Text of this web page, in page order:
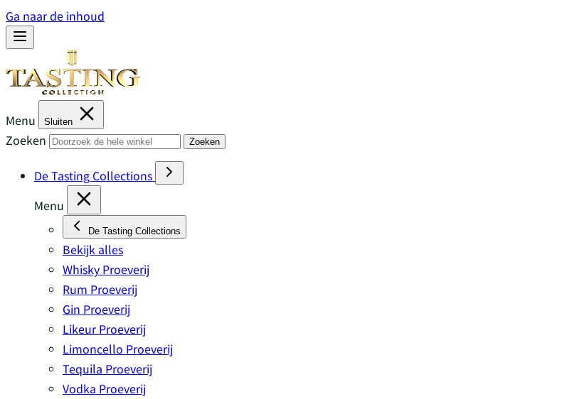
Ga naar de inhoud
Menu Sluiten
Zoeken Zoeken
De Tasting Collections
Menu
De Tasting Collections
Bekijk alles
Whisky Proeverij
Rum Proeverij
Gin Proeverij
Likeur Proeverij
Limoncello Proeverij
Tequila Proeverij
Vodka Proeverij